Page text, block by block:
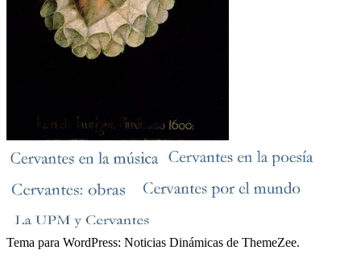
Tema para WordPress: Noticias Dinámicas de ThemeZee.